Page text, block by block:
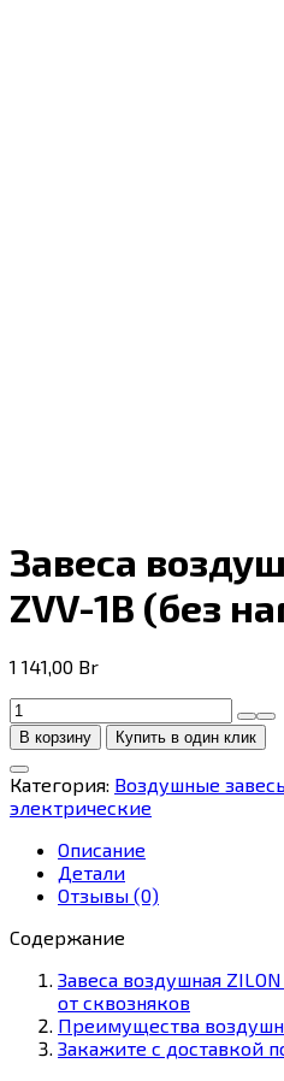
Завеса
ZVV-1B (без
1 141,00 Br
Количество
товара
Завеса
воздушная
ZILON
ZVV-
(без
нагрева)
В корзину Купить в один клик
Категория: Воздушные
электрические
Описание
Детали
Отзывы (0)
Содержание
Завеса воздушная
от сквозняков
Преимущества
Закажите с доставкой